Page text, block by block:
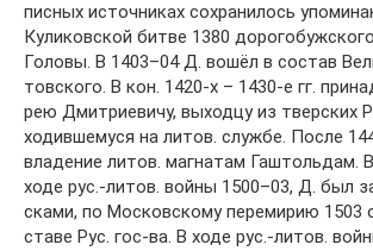
пис­ных ис­точ­ни­ках со­хра­ни­лось
Ку­ли­ков­ской бит­ве 1380
Го­ло­вы. В 1403–04 Д. во­шёл в со­став
тов­ско­го. В кон. 1420-х – 1430-е гг.
рею Дмит­рие­ви­чу, вы­ход­цу из твер­ских
хо­див­ше­му­ся на ли­тов. служ­бе. По­сле
вла­де­ние ли­тов. маг­на­там Гаш­толь­дам.
хо­де рус.-ли­тов. вой­ны 1500–03, Д. был
ска­ми, по Мо­с­ков­ско­му пе­ре­ми­рию 1503
ста­ве Рус. гос-ва. В хо­де рус.-ли­тов.